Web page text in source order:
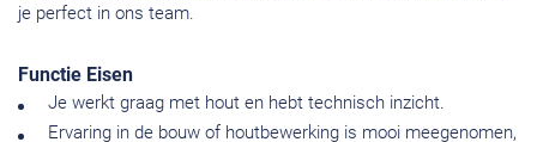
je perfect in ons team.
Functie Eisen
Je werkt graag met hout en hebt technisch inzicht.
Ervaring in de bouw of houtbewerking is mooi meegenomen,